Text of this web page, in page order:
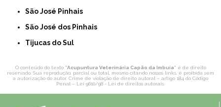
São José Pinhais
São José dos Pinhais
Tijucas do Sul
O conteúdo do texto "Acupuntura Veterinária Capão da Imbuia" é de direito
reservado. Sua reprodução, parcial ou total, mesmo citando nossos links, é proibida sem
a autorização do autor. Crime de violação de direito autoral – artigo 184 do Código
Penal – Lei 9610/98 - Lei de direitos autorais